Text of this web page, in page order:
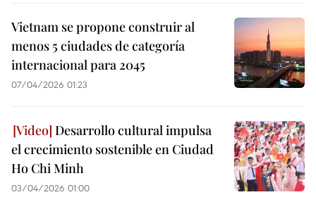
Vietnam se propone construir al
menos 5 ciudades de categoría
internacional para 2045
07/04/2026 01:23
Desarrollo cultural impulsa
el crecimiento sostenible en Ciudad
Ho Chi Minh
03/04/2026 01:00